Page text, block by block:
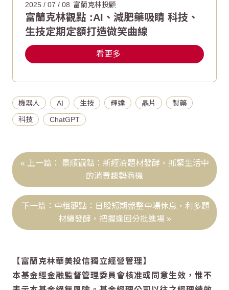
2025 / 07 / 08 富蘭克林投顧
富蘭克林觀點 :AI、減肥藥吸睛 科技、
生技定期定額打造微笑曲線
看更多
機器人 AI 生技 輝達 晶片 製藥
科技 ChatGPT
景順觀點：新經濟題材發酵，抓緊生活中
的消費趨勢商機
中租觀點：日股短期盤整中場休息，利多題
材續發酵，把握逢回分批進場
【富蘭克林華美投信獨立經營管理】
本基金經金融監督管理委員會核准或同意生效，惟不